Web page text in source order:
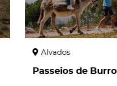
Alvados
Passeios de Burro